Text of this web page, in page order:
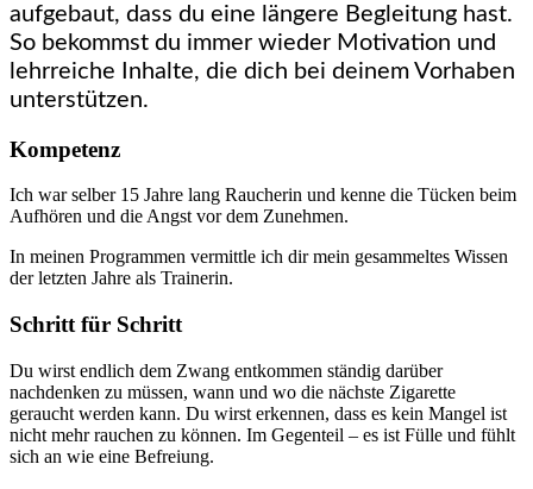
aufgebaut, dass du eine längere Begleitung hast.
So bekommst du immer wieder Motivation und
lehrreiche Inhalte, die dich bei deinem Vorhaben
unterstützen.
Kompetenz
Ich war selber 15 Jahre lang Raucherin und kenne die Tücken beim
Aufhören und die Angst vor dem Zunehmen.
In meinen Programmen vermittle ich dir mein gesammeltes Wissen
der letzten Jahre als Trainerin.
Schritt für Schritt
Du wirst endlich dem Zwang entkommen ständig darüber
nachdenken zu müssen, wann und wo die nächste Zigarette
geraucht werden kann. Du wirst erkennen, dass es kein Mangel ist
nicht mehr rauchen zu können. Im Gegenteil – es ist Fülle und fühlt
sich an wie eine Befreiung.